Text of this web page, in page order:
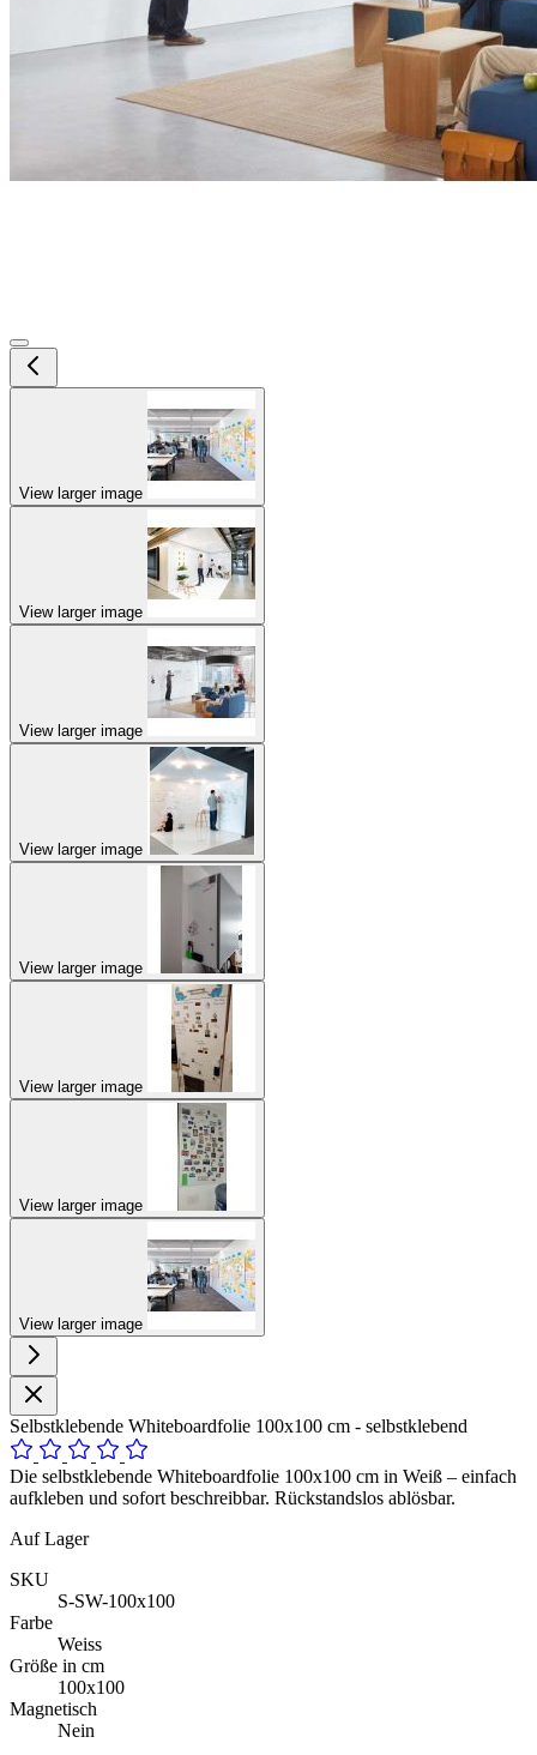
View larger image
View larger image
View larger image
View larger image
View larger image
View larger image
View larger image
View larger image
Selbstklebende Whiteboardfolie 100x100 cm - selbstklebend
Die selbstklebende Whiteboardfolie 100x100 cm in Weiß – einfach
aufkleben und sofort beschreibbar. Rückstandslos ablösbar.
Auf Lager
SKU
S-SW-100x100
Farbe
Weiss
Größe in cm
100x100
Magnetisch
Nein